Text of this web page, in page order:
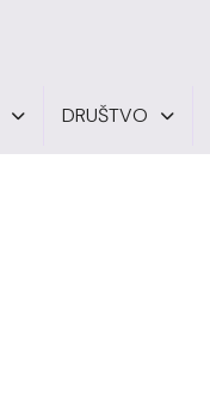
DRUŠTVO